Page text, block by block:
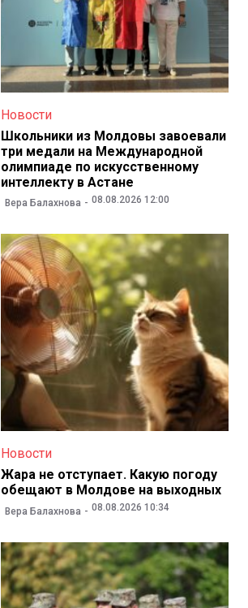
Новости
Школьники из Молдовы завоевали
три медали на Международной
олимпиаде по искусственному
интеллекту в Астане
Вера Балахнова 08.08.2026 12:00
Новости
Жара не отступает. Какую погоду
обещают в Молдове на выходных
Вера Балахнова 08.08.2026 10:34